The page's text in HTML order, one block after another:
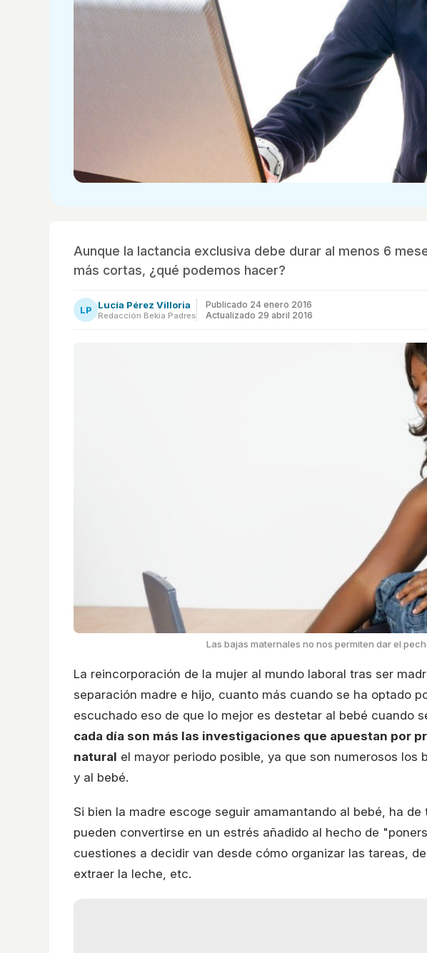
Aunque la lactancia exclusiva debe durar al menos 6
más cortas, ¿qué podemos hacer?
LP Lucía Pérez Villoria
Redacción Bekia Padres
Publicado 24 enero 2016
Actualizado 29 abril 2016
Las bajas maternales no nos permiten dar el
La reincorporación de la mujer al mundo laboral tras ser
separación madre e hijo, cuanto más cuando se ha optado
escuchado eso de que lo mejor es destetar al bebé cuando
cada día son más las investigaciones que apuestan por
natural el mayor periodo posible, ya que son numerosos los
y al bebé.
Si bien la madre escoge seguir amamantando al bebé, ha
pueden convertirse en un estrés añadido al hecho de
cuestiones a decidir van desde cómo organizar las tareas,
extraer la leche, etc.